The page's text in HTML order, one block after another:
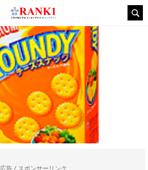
広告 / スポンサーリンク